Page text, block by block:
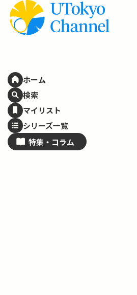
ホーム
検索
マイリスト
シリーズ一覧
特集・ コラム